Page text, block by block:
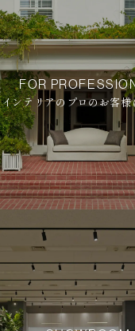
FOR
インテリアのプロのお客様